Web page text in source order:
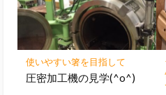
使いやすい箸を目指して
圧密加工機の見学(^o^)